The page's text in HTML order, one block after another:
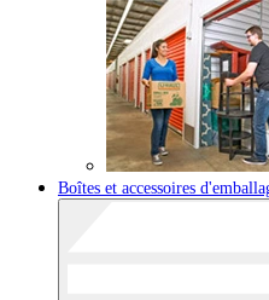
Boîtes et accessoires